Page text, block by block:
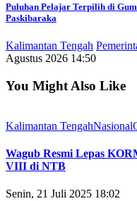
Puluhan Pelajar Terpilih di
Paskibaraka
Kalimantan Tengah
Agustus 2026 14:50
You Might Also Like
Kalimantan TengahNasional
Wagub Resmi Lepas
VIII di NTB
Senin, 21 Juli 2025 18:02